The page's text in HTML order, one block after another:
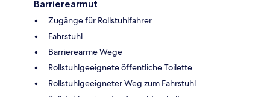
Barrierearmut
Zugänge für Rollstuhlfahrer
Fahrstuhl
Barrierearme Wege
Rollstuhlgeeignete öffentliche Toilette
Rollstuhlgeeigneter Weg zum Fahrstuhl